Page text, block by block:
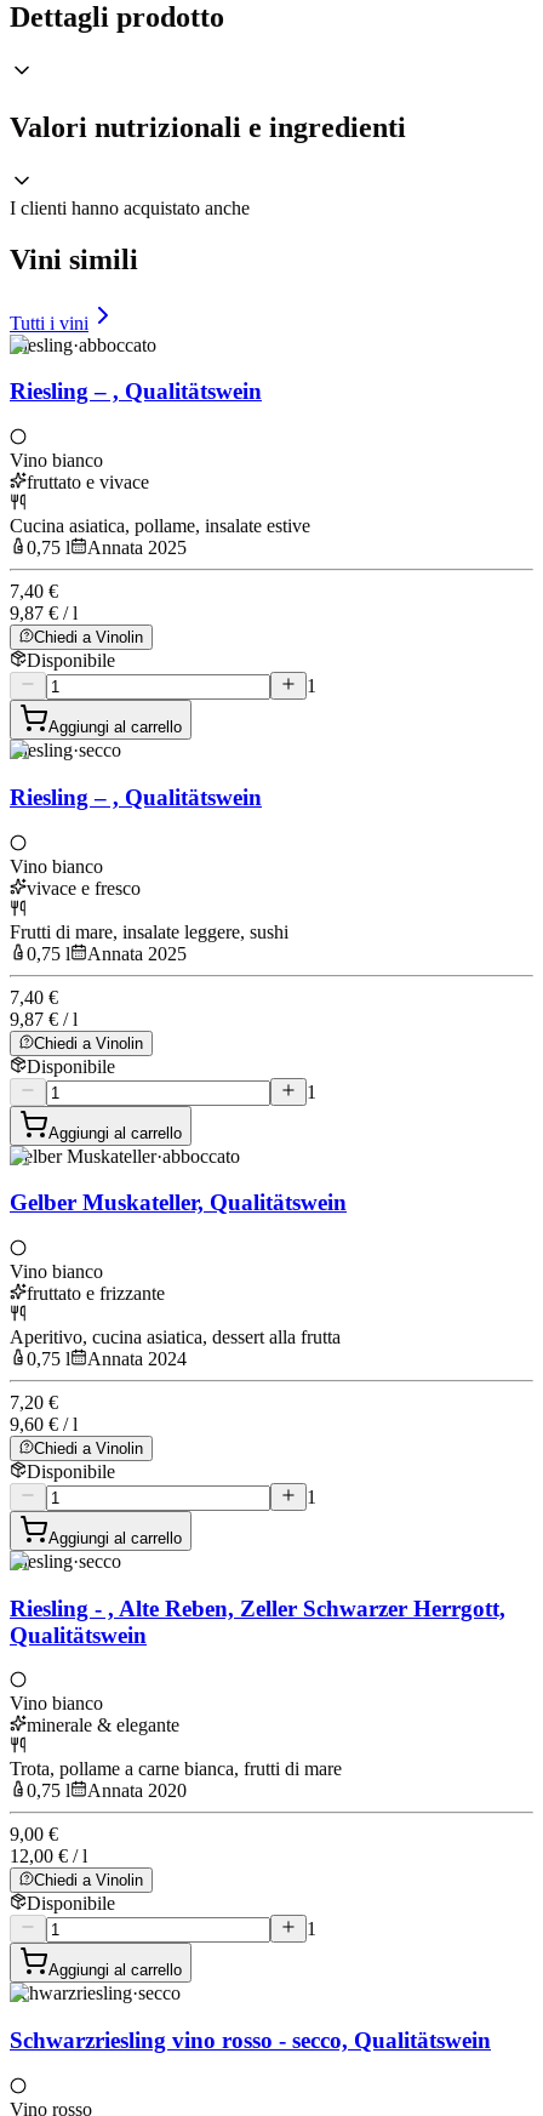
Dettagli prodotto
Valori nutrizionali e ingredienti
I clienti hanno acquistato anche
Vini simili
Tutti i vini
Riesling·abboccato
Riesling – , Qualitätswein
Vino bianco
fruttato e vivace
Cucina asiatica, pollame, insalate estive
0,75 l
Annata 2025
7,40 €
9,87 € / l
Chiedi a Vinolin
Disponibile
1
Aggiungi al carrello
Riesling·secco
Riesling – , Qualitätswein
Vino bianco
vivace e fresco
Frutti di mare, insalate leggere, sushi
0,75 l
Annata 2025
7,40 €
9,87 € / l
Chiedi a Vinolin
Disponibile
1
Aggiungi al carrello
Gelber Muskateller·abboccato
Gelber Muskateller, Qualitätswein
Vino bianco
fruttato e frizzante
Aperitivo, cucina asiatica, dessert alla frutta
0,75 l
Annata 2024
7,20 €
9,60 € / l
Chiedi a Vinolin
Disponibile
1
Aggiungi al carrello
Riesling·secco
Riesling - , Alte Reben, Zeller Schwarzer Herrgott,
Qualitätswein
Vino bianco
minerale & elegante
Trota, pollame a carne bianca, frutti di mare
0,75 l
Annata 2020
9,00 €
12,00 € / l
Chiedi a Vinolin
Disponibile
1
Aggiungi al carrello
Schwarzriesling·secco
Schwarzriesling vino rosso - secco, Qualitätswein
Vino rosso